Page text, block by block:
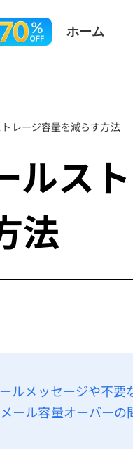
ホーム
レージ容量を減らす方法
ルス
法
ルメッセージや不要
ール容量オーバーの